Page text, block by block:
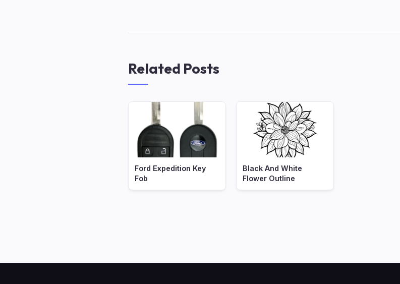
Related Posts
Ford Expedition Key
Fob
Black And White
Flower Outline